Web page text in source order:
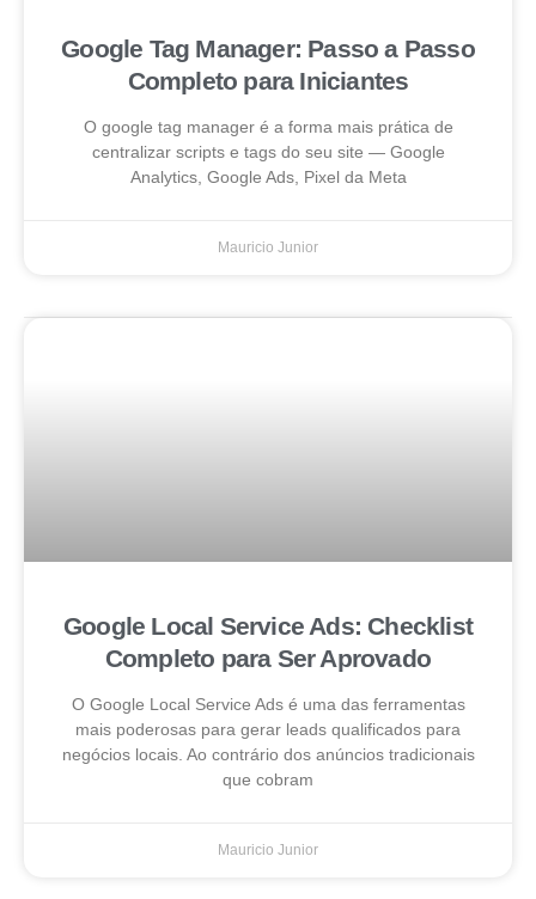
Google Tag Manager: Passo a Passo
Completo para Iniciantes
O google tag manager é a forma mais prática de
centralizar scripts e tags do seu site — Google
Analytics, Google Ads, Pixel da Meta
Mauricio Junior
Google Local Service Ads: Checklist
Completo para Ser Aprovado
O Google Local Service Ads é uma das ferramentas
mais poderosas para gerar leads qualificados para
negócios locais. Ao contrário dos anúncios tradicionais
que cobram
Mauricio Junior